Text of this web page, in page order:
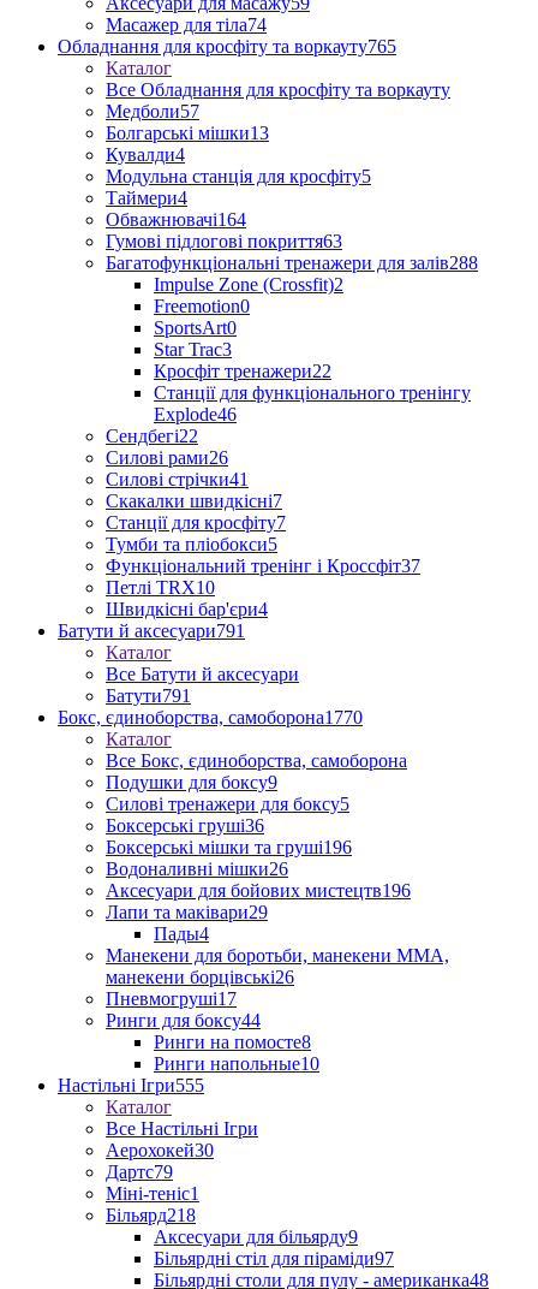
Масажер для тіла74
Обладнання для кросфіту та воркауту765
Каталог
Все Обладнання для кросфіту та воркауту
Медболи57
Болгарські мішки13
Кувалди4
Модульна станція для кросфіту5
Таймери4
Обважнювачі164
Гумові підлогові покриття63
Багатофункціональні тренажери для залів288
Impulse Zone (Crossfit)2
Freemotion0
SportsArt0
Star Trac3
Кросфіт тренажери22
Станції для функціонального тренінгу
Explode46
Сендбегі22
Силові рами26
Силові стрічки41
Скакалки швидкісні7
Станції для кросфіту7
Тумби та пліобокси5
Функціональний тренінг і Кроссфіт37
Петлі TRX10
Швидкісні бар'єри4
Батути й аксесуари791
Каталог
Все Батути й аксесуари
Батути791
Бокс, єдиноборства, самоборона1770
Каталог
Все Бокс, єдиноборства, самоборона
Подушки для боксу9
Силові тренажери для боксу5
Боксерські груші36
Боксерські мішки та груші196
Водоналивні мішки26
Аксесуари для бойових мистецтв196
Лапи та маківари29
Пады4
Манекени для боротьби, манекени ММА,
манекени борцівські26
Пневмогруші17
Ринги для боксу44
Ринги на помосте8
Ринги напольные10
Настільні Ігри555
Каталог
Все Настільні Ігри
Аерохокей30
Дартс79
Міні-теніс1
Більярд218
Аксесуари для більярду9
Більярдні стіл для піраміди97
Більярдні столи для пулу - американка48